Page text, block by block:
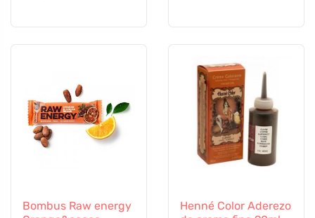
Bombus Raw energy
Henné Color Aderezo